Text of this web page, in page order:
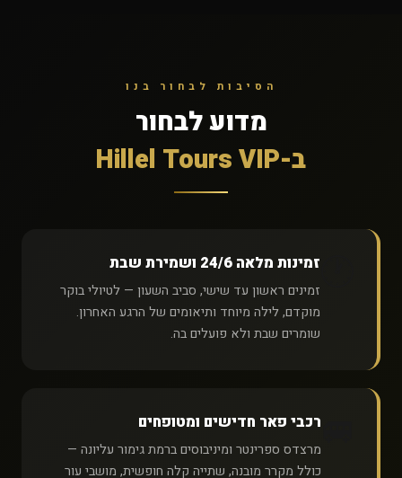
הסיבות לבחור בנו
מדוע לבחור
ב-Hillel Tours VIP
זמינות מלאה 24/6 ושמירת שבת
זמינים ראשון עד שישי, סביב השעון — לטיולי בוקר
מוקדם, לילה מיוחד ותיאומים של הרגע האחרון.
שומרים שבת ולא פועלים בה.
רכבי פאר חדישים ומטופחים
מרצדס ספרינטר ומיניבוסים ברמת גימור עליונה —
כולל מקרר מובנה, שתייה קלה חופשית, מושבי עור